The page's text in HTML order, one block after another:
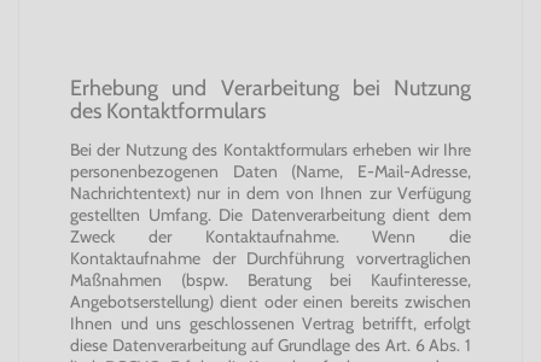
Erhebung und Verarbeitung bei Nutzung
des Kontaktformulars
Bei der Nutzung des Kontaktformulars erheben wir Ihre
personenbezogenen Daten (Name, E-Mail-Adresse,
Nachrichtentext) nur in dem von Ihnen zur Verfügung
gestellten Umfang. Die Datenverarbeitung dient dem
Zweck der Kontaktaufnahme. Wenn die
Kontaktaufnahme der Durchführung vorvertraglichen
Maßnahmen (bspw. Beratung bei Kaufinteresse,
Angebotserstellung) dient oder einen bereits zwischen
Ihnen und uns geschlossenen Vertrag betrifft, erfolgt
diese Datenverarbeitung auf Grundlage des Art. 6 Abs. 1